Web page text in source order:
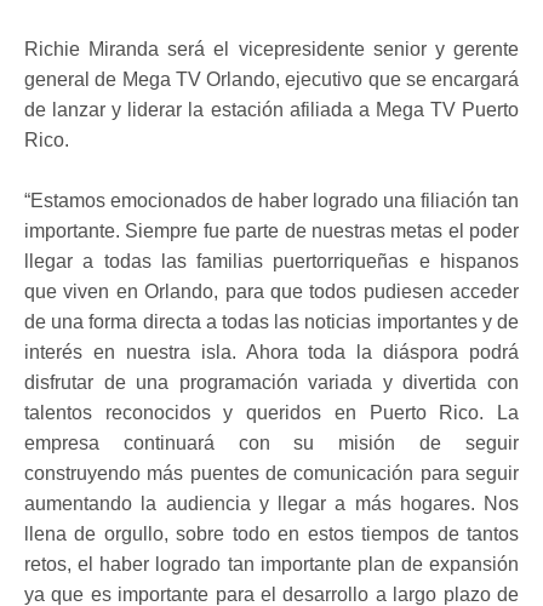
Richie Miranda será el vicepresidente senior y gerente
general de Mega TV Orlando, ejecutivo que se encargará
de lanzar y liderar la estación afiliada a Mega TV Puerto
Rico.
“Estamos emocionados de haber logrado una filiación tan
importante. Siempre fue parte de nuestras metas el poder
llegar a todas las familias puertorriqueñas e hispanos
que viven en Orlando, para que todos pudiesen acceder
de una forma directa a todas las noticias importantes y de
interés en nuestra isla. Ahora toda la diáspora podrá
disfrutar de una programación variada y divertida con
talentos reconocidos y queridos en Puerto Rico. La
empresa continuará con su misión de seguir
construyendo más puentes de comunicación para seguir
aumentando la audiencia y llegar a más hogares. Nos
llena de orgullo, sobre todo en estos tiempos de tantos
retos, el haber logrado tan importante plan de expansión
ya que es importante para el desarrollo a largo plazo de